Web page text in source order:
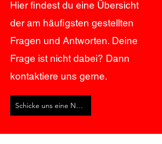
Hier findest du eine Übersicht
der am häufigsten gestellten
Fragen und Antworten. Deine
Frage ist nicht dabei? Dann
kontaktiere uns gerne.
Schicke uns eine Nachricht